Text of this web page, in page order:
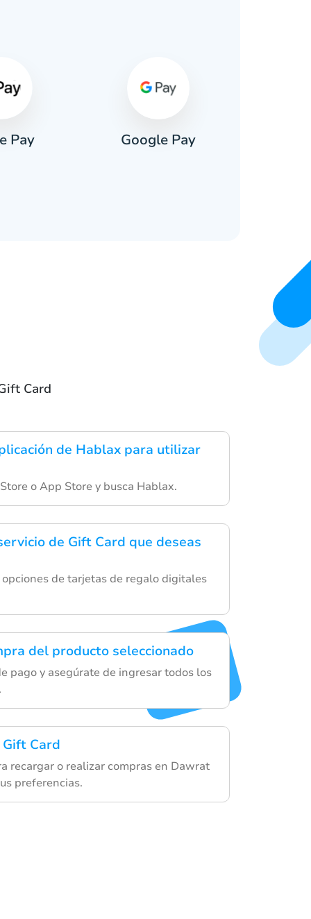
Pay Google Pay
Card
de Hablax para utilizar
o App Store y busca Hablax.
de Gift Card que deseas
de tarjetas de regalo digitales
del producto seleccionado
pago y asegúrate de ingresar todos los
Card
recargar o realizar compras en Dawrat
preferencias.